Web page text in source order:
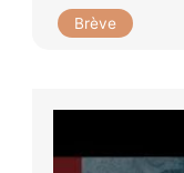
Brève